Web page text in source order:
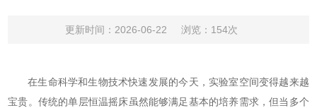
更新时间：2026-06-22 浏览：154次
在生命科学和生物技术快速发展的今天，实验室空间变得越来越
宝贵。传统的单层恒温摇床虽然能够满足基本的培养需求，但当多个